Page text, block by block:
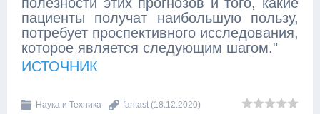
пациенты получат наибольшую пользу,
потребует проспективного исследования,
которое является следующим шагом."
ИСТОЧНИК
Наука и Техника fantast (18.12.2020)